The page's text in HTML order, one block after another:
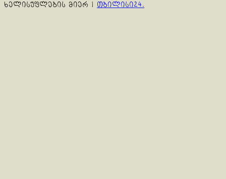
ხელისუფლების მიერ | თბილისი24.